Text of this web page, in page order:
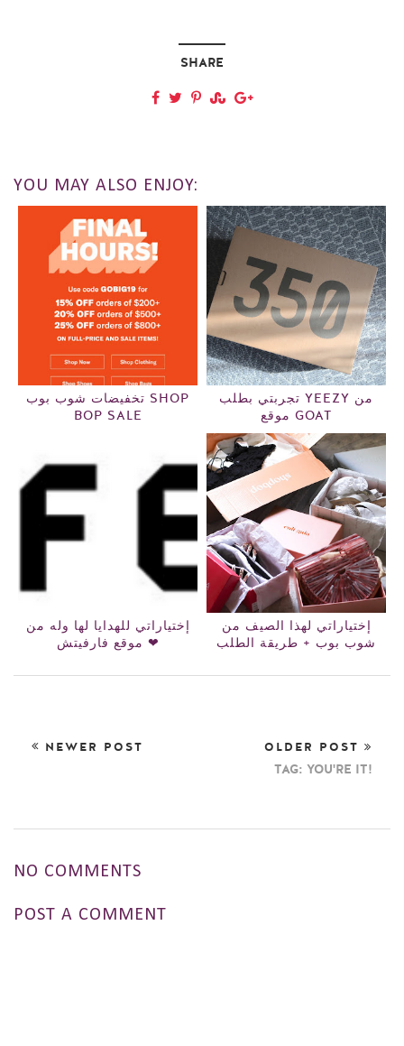
SHARE
YOU MAY ALSO ENJOY:
تخفيضات شوب بوب SHOP
BOP SALE
تجربتي بطلب YEEZY من
موقع GOAT
إختياراتي للهدايا لها وله من
موقع فارفيتش ❤
إختياراتي لهذا الصيف من
شوب بوب + طريقة الطلب
NEWER POST OLDER POST
TAG: YOU'RE IT!
NO COMMENTS
POST A COMMENT